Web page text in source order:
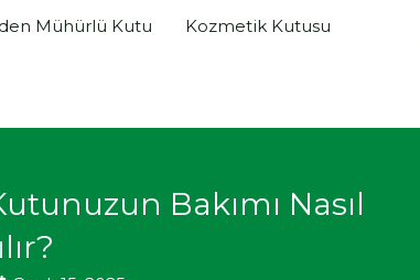
Mühürlü Kutu
Kozmetik Kutusu
Bakımı Nasıl